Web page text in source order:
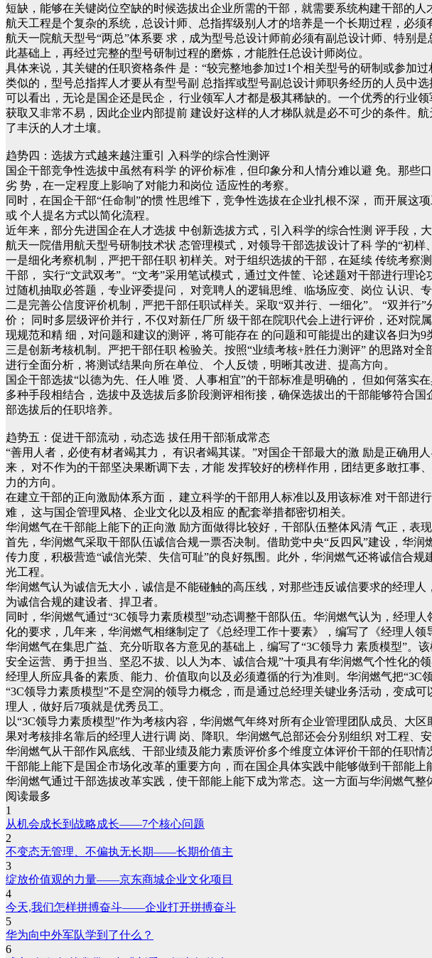
短缺，能够在关键岗位空缺的时候选拔出企业所需的干部，就需要系统构建干部的
航天工程是个复杂的系统，总设计师、总指挥级别人才的培养是一个长期过程，必
航天一院航天型号“两总”体系要 求，成为型号总设计师前必须有副总设计师、特别
此基础上，再经过完整的型号研制过程的磨炼，才能胜任总设计师岗位。
具体来说，其关键的任职资格条件 是：“较完整地参加过1个相关型号的研制或参加
类似的，型号总指挥人才要从有型号副 总指挥或型号副总设计师职务经历的人员中
可以看出，无论是国企还是民企， 行业领军人才都是极其稀缺的。一个优秀的行业
获取又非常不易，因此企业内部提前 建设好这样的人才梯队就是必不可少的条件。
了丰沃的人才土壤。
趋势四：选拔方式越来越注重引 入科学的综合性测评
国企干部竞争性选拔中虽然有科学 的评价标准，但印象分和人情分难以避 免。那
劣 势，在一定程度上影响了对能力和岗位 适应性的考察。
同时，在国企干部“任命制”的惯 性思维下，竞争性选拔在企业扎根不深， 而开展
或 个人提名方式以简化流程。
近年来，部分先进国企在人才选拔 中创新选拔方式，引入科学的综合性测 评手段，
航天一院借用航天型号研制技术状 态管理模式，对领导干部选拔设计了科 学的“初样
一是细化考察机制，严把干部任职 初样关。对于组织选拔的干部，在延续 传统考察
干部， 实行“文武双考”。“文考”采用笔试模式，通过文件筐、论述题对干部进行理
过随机抽取必答题，专业评委提问， 对竞聘人的逻辑思维、临场应变、岗位 认识、
二是完善公信度评价机制，严把干部任职试样关。采取“双并行、一细化”。 “双并
价； 同时多层级评价并行，不仅对新任厂所 级干部在院职代会上进行评价，还对院
现规范和精 细，对问题和建议的测评，将可能存在 的问题和可能提出的建议各归为9
三是创新考核机制。严把干部任职 检验关。按照“业绩考核+胜任力测评” 的思路对
进行全面分析，将测试结果向所在单位、 个人反馈，明晰其改进、提高方向。
国企干部选拔“以德为先、任人唯 贤、人事相宜”的干部标准是明确的， 但如何落
多种手段相结合，选拔中及选拔后多阶段测评相衔接，确保选拔出的干部能够符合
部选拔后的任职培养。
趋势五：促进干部流动，动态选 拔任用干部渐成常态
“善用人者，必使有材者竭其力， 有识者竭其谋。”对国企干部最大的激 励是正确
来， 对不作为的干部坚决果断调下去，才能 发挥较好的榜样作用，团结更多敢扛
力的方向。
在建立干部的正向激励体系方面， 建立科学的干部用人标准以及用该标准 对干部
难， 这与国企管理风格、企业文化以及相应 的配套举措都密切相关。
华润燃气在干部能上能下的正向激 励方面做得比较好，干部队伍整体风清 气正，表现
首先，华润燃气采取干部队伍诚信合规一票否决制。借助党中央“反四风”建设，华
传力度，积极营造“诚信光荣、失信可耻”的良好氛围。此外，华润燃气还将诚信合
光工程。
华润燃气认为诚信无大小，诚信是不能碰触的高压线，对那些违反诚信要求的经理
为诚信合规的建设者、捍卫者。
同时，华润燃气通过“3C领导力素质模型”动态调整干部队伍。华润燃气认为，经理
化的要求，几年来，华润燃气相继制定了《总经理工作十要素》，编写了《经理人
华润燃气在集思广益、充分听取各方意见的基础上，编写了“3C领导力 素质模型”。
安全运营、勇于担当、坚忍不拔、以人为本、诚信合规”十项具有华润燃气个性化
经理人所应具备的素质、能力、价值取向以及必须遵循的行为准则。华润燃气把“3C
“3C领导力素质模型”不是空洞的领导力概念，而是通过总经理关键业务活动，变成
理人，做好后7项就是优秀员工。
以“3C领导力素质模型”作为考核内容，华润燃气年终对所有企业管理团队成员、大
果对考核排名靠后的经理人进行调 岗、降职。华润燃气总部还会分别组织 对工程、
华润燃气从干部作风底线、干部业绩及能力素质评价多个维度立体评价干部的任职
干部能上能下是国企市场化改革的重要方向，而在国企具体实践中能够做到干部能
华润燃气通过干部选拔改革实践，使干部能上能下成为常态。这一方面与华润燃气
阅读最多
1
从机会成长到战略成长——7个核心问题
2
不变态无管理、不偏执无长期——长期价值主
3
绽放价值观的力量——京东商城企业文化项目
4
今天,我们怎样拼搏奋斗——企业打开拼搏奋斗
5
华为向中外军队学到了什么？
6